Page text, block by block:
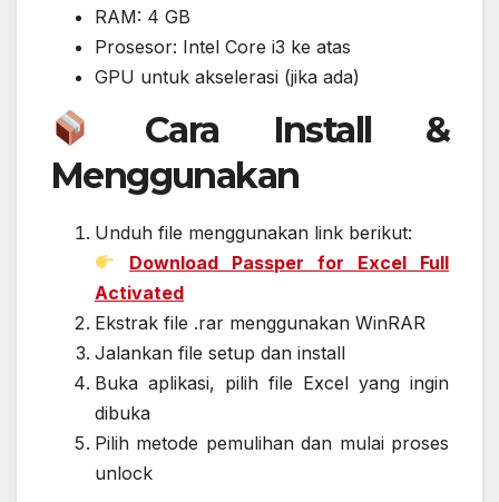
RAM: 4 GB
Prosesor: Intel Core i3 ke atas
GPU untuk akselerasi (jika ada)
Cara Install &
Menggunakan
Unduh file menggunakan link berikut:
Download Passper for Excel Full
Activated
Ekstrak file .rar menggunakan WinRAR
Jalankan file setup dan install
Buka aplikasi, pilih file Excel yang ingin
dibuka
Pilih metode pemulihan dan mulai proses
unlock